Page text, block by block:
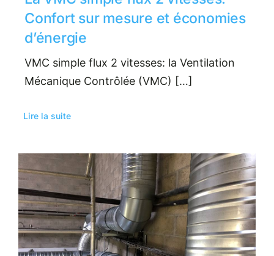
Confort sur mesure et économies
d’énergie
VMC simple flux 2 vitesses: la Ventilation
Mécanique Contrôlée (VMC) […]
Lire la suite